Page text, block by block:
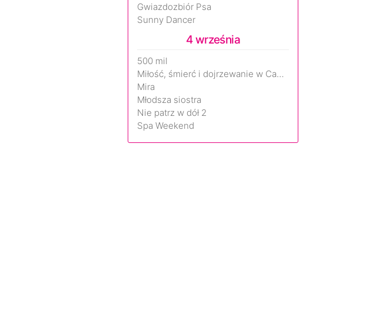
Gwiazdozbiór Psa
Sunny Dancer
4 września
500 mil
Miłość, śmierć i dojrzewanie w Camp Miasma
Mira
Młodsza siostra
Nie patrz w dół 2
Spa Weekend